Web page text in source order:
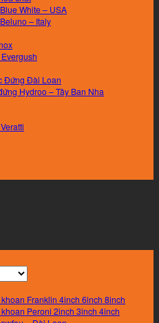
White – USA
– Italy
Đứng Đài Loan
Hydroo – Tây Ban Nha
Franklin 4inch 6inch 8inch
Peroni 2inch 3inch 4inch